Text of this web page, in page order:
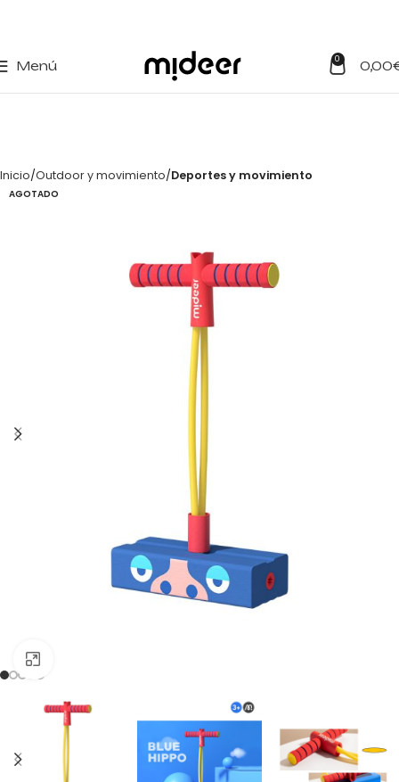
Menú 0 0,00
Inicio Outdoor y movimiento Deportes y movimiento
AGOTADO